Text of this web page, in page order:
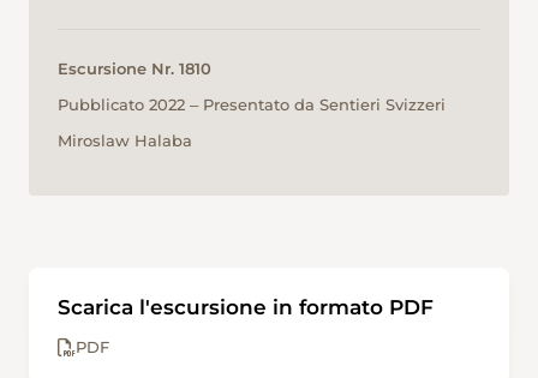
Escursione Nr. 1810
Pubblicato 2022 ‒ Presentato da Sentieri Svizzeri
Miroslaw Halaba
Scarica l'escursione in formato PDF
PDF